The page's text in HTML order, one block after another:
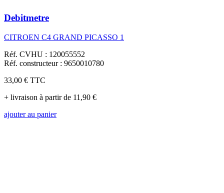
Debitmetre
CITROEN C4 GRAND PICASSO 1
Réf. CVHU : 120055552
Réf. constructeur : 9650010780
33,00 € TTC
+ livraison à partir de 11,90 €
ajouter au panier